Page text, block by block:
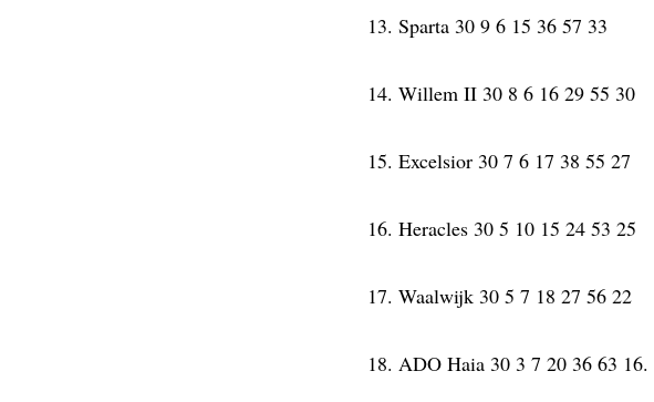
13. Sparta 30 9 6 15 36 57 33
14. Willem II 30 8 6 16 29 55 30
15. Excelsior 30 7 6 17 38 55 27
16. Heracles 30 5 10 15 24 53 25
17. Waalwijk 30 5 7 18 27 56 22
18. ADO Haia 30 3 7 20 36 63 16.